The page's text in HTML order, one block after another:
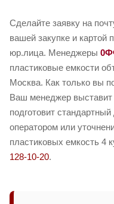
Сделайте заявку на
вашей закупке и картой
юр.лица. Менеджеры
пластиковые емкости
Москва. Как только вы
Ваш менеджер выставит
подготовит
оператором или
пластиковых емкость 4
128-10-20.